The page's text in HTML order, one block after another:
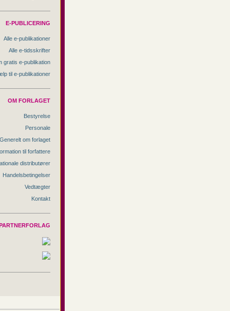
E-PUBLICERING
Alle e-publikationer
Alle e-tidsskrifter
gratis e-publikation
til e-publikationer
OM FORLAGET
Bestyrelse
Personale
Generelt om forlaget
til forfattere
distributører
Handelsbetingelser
Vedtægter
Kontakt